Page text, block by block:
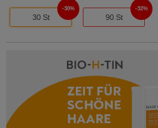
30 St
30%
90 St
32%